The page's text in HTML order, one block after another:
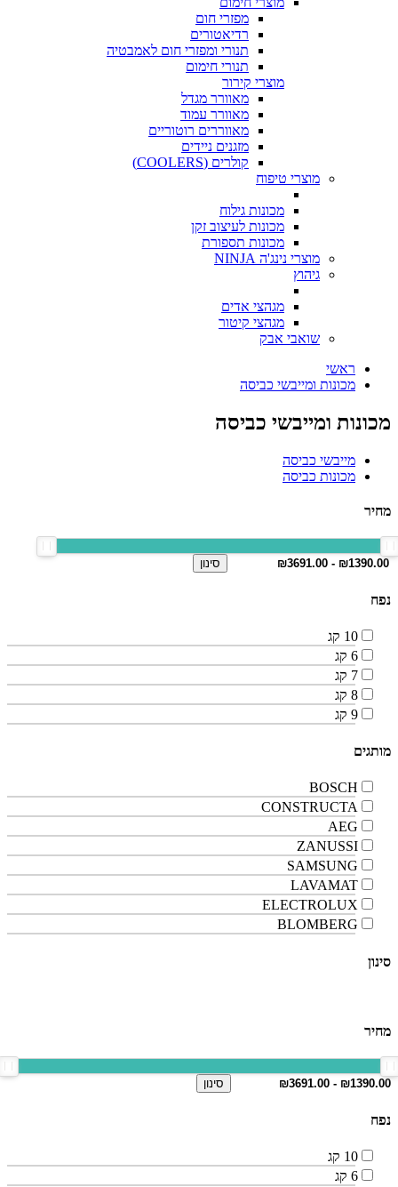
מפזרי חום
רדיאטורים
תנורי ומפזרי חום לאמבטיה
תנורי חימום
מוצרי קירור
מאוורר מגדל
מאוורר עמוד
מאווררים רוטוריים
מזגנים ניידים
קולרים (COOLERS)
מוצרי טיפוח
מכונות גילוח
מכונות לעיצוב זקן
מכונות תספורת
מוצרי נינג'ה NINJA
גיהוץ
מגהצי אדים
מגהצי קיטור
שואבי אבק
ראשי
מכונות ומייבשי כביסה
מכונות ומייבשי כביסה
מייבשי כביסה
מכונות כביסה
מחיר
סינון
נפח
10 קג
6 קג
7 קג
8 קג
9 קג
מותגים
BOSCH
CONSTRUCTA
AEG
ZANUSSI
SAMSUNG
LAVAMAT
ELECTROLUX
BLOMBERG
סינון
מחיר
סינון
נפח
10 קג
6 קג